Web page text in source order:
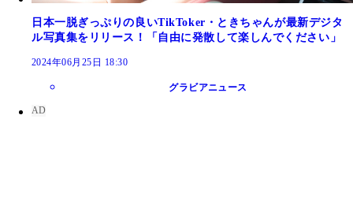
日本一脱ぎっぷりの良いTikToker・ときちゃんが最新デジタ
ル写真集をリリース！「自由に発散して楽しんでください」
2024年06月25日 18:30
グラビアニュース